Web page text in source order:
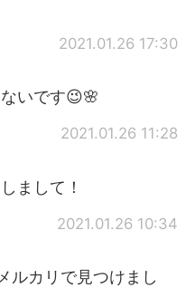
2021.01.26 17:30
いです😉🌸
2021.01.26 11:28
まして！
2021.01.26 10:34
ルカリで見つけまし